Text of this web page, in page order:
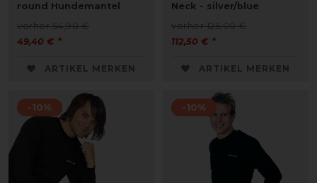
round Hundemantel
vorher 54,90 €
49,40 € *
ARTIKEL MERKEN
Neck - silver/blue
vorher 125,00 €
112,50 € *
ARTIKEL MERKEN
-10% -10%